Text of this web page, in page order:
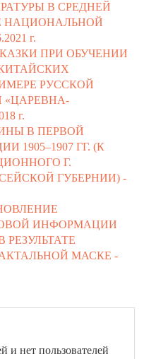
В СРЕДНЕЙ
НАЦИОНАЛЬНОЙ
г.
ПРИ ОБУЧЕНИИ
РУССКОЙ
«ЦАРЕВНА-
г.
В ПЕРВОЙ
1905–1907 ГГ. (К
Г.
ГУБЕРНИИ) -
ИНФОРМАЦИИ
МАСКЕ -
и нет пользователей